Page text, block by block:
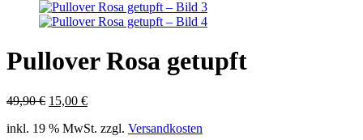
Pullover Rosa getupft
49,90€ Ursprünglicher
war:
15,00 €Aktueller
ist:
inkl. 19 % MwSt. zzgl. Versandkosten